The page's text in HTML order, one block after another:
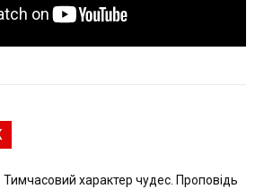
Тимчасовий характер чудес. Проповідь